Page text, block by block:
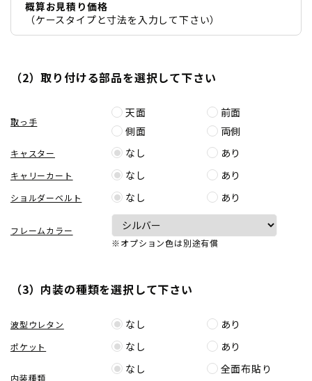
概算お見積り価格
（ケースタイプと寸法を入力して下さい）
（2）取り付ける部品を選択して下さい
取っ手
天面
前面
側面
両側
キャスター なし あり
キャリーカート なし あり
ショルダーベルト なし あり
フレームカラー
※オプション色は別途有償
（3）内装の種類を選択して下さい
波型ウレタン なし あり
ポケット なし あり
内装種類
なし
全面布貼り